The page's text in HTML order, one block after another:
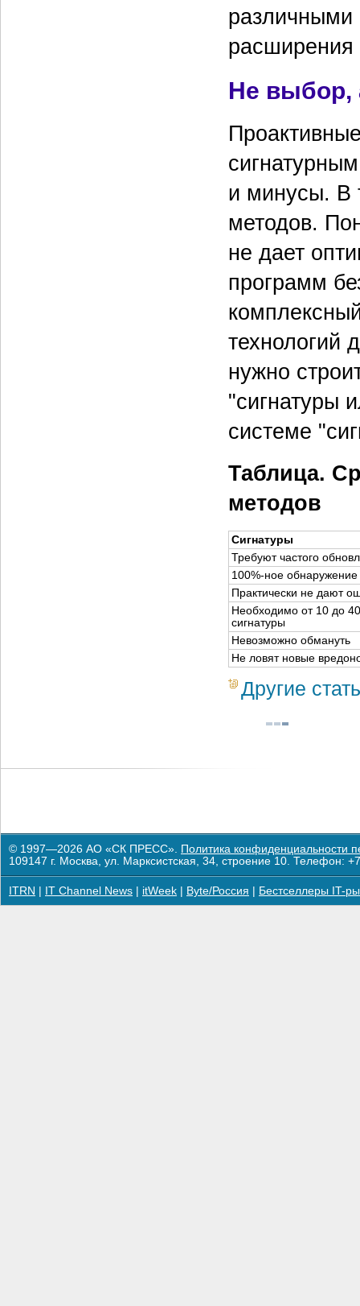
различными
расширения
Не выбор,
и минусы. В
методов.
не дает
программ
технологий
нужно
"сигнатуры
системе
Таблица.
методов
Сигнатуры
Требуют частого
100%-ное
Практически не дают
Необходимо от 10 до
сигнатуры
Невозможно обмануть
Не ловят новые
Другие
© 1997—2026 АО «СК ПРЕСС». Политика конфиденциальности
109147 г. Москва, ул. Марксистская, 34, строение 10. Телефон:
ITRN IT Channel News itWeek Byte/Россия Бестселлеры IT-